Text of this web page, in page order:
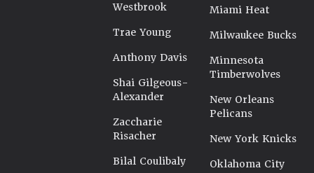
Westbrook
Trae Young
Anthony Davis
Shai Gilgeous-
Alexander
Zaccharie
Risacher
Bilal Coulibaly
Miami Heat
Milwaukee Bucks
Minnesota
Timberwolves
New Orleans
Pelicans
New York Knicks
Oklahoma City